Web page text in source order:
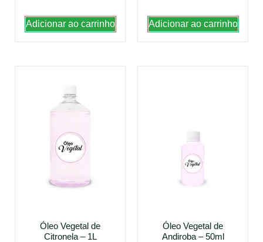
Adicionar ao carrinho Adicionar ao carrinho
Óleo Vegetal de
Citronela – 1L
Óleo Vegetal de
Andiroba – 50ml